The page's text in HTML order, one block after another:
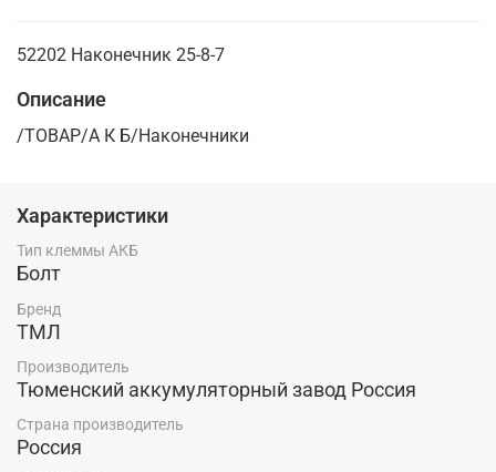
52202 Наконечник 25-8-7
Описание
/ТОВАР/А К Б/Наконечники
Характеристики
Тип клеммы АКБ
Болт
Бренд
ТМЛ
Производитель
Тюменский аккумуляторный завод Россия
Страна производитель
Россия